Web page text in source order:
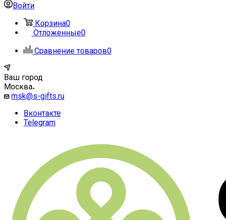
Войти
Корзина0
Отложенные0
Сравнение товаров0
Ваш город
Москва
msk@s-gifts.ru
Вконтакте
Telegram